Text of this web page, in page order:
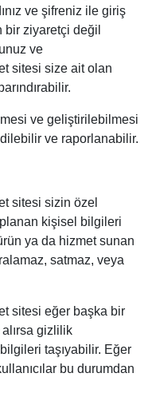
ve şifreniz ile giriş
bir ziyaretçi değil
ve
sitesi size ait olan
ve geliştirilebilmesi
ve raporlanabilir.
sitesi sizin özel
kişisel bilgileri
ya da hizmet sunan
satmaz, veya
sitesi eğer başka bir
gizlilik
taşıyabilir. Eğer
bu durumdan